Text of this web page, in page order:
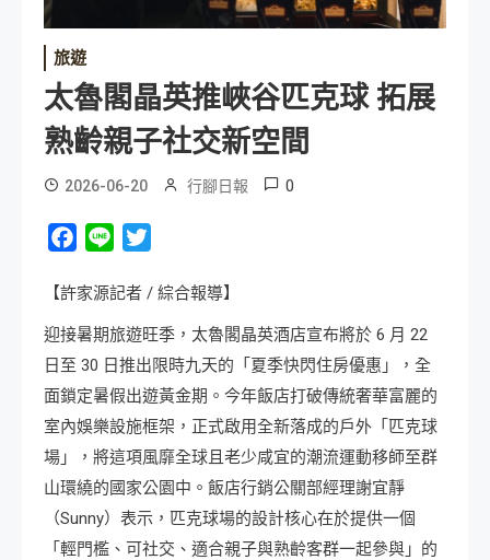
旅遊
太魯閣晶英推峽谷匹克球 拓展
熟齡親子社交新空間
2026-06-20 行腳日報 0
Facebook
Line
【許家源記者 / 綜合報導】
迎接暑期旅遊旺季，太魯閣晶英酒店宣布將於 6 月 22
日至 30 日推出限時九天的「夏季快閃住房優惠」，全
面鎖定暑假出遊黃金期。今年飯店打破傳統奢華富麗的
室內娛樂設施框架，正式啟用全新落成的戶外「匹克球
場」，將這項風靡全球且老少咸宜的潮流運動移師至群
山環繞的國家公園中。飯店行銷公關部經理謝宜靜
（Sunny）表示，匹克球場的設計核心在於提供一個
「輕門檻、可社交、適合親子與熟齡客群一起參與」的